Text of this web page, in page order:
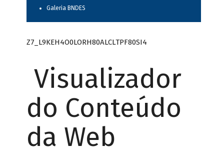
Galeria BNDES
Z7_L9KEH4O0LORH80ALCLTPF80SI4
Visualizador
do Conteúdo
da Web